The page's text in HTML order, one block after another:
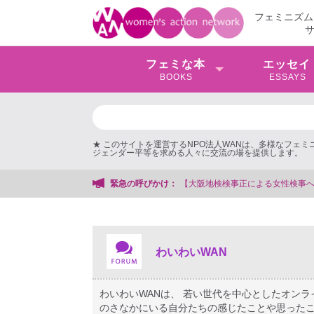
フェミニズ
フェミな本
BOOKS
エッセイ
ESSAYS
★ このサイトを運営するNPO法人WANは、多様なフェ
ジェンダー平等を求める人々に交流の場を提供します。
緊急の呼びかけ：
わいわいWAN
わいわいWANは、 若い世代を中心としたオン
のさなかにいる自分たちの感じたことや思った